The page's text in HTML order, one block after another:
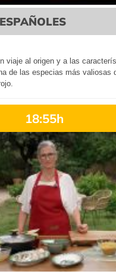
viaje al origen y a las
de las especias más valiosas
18:55h